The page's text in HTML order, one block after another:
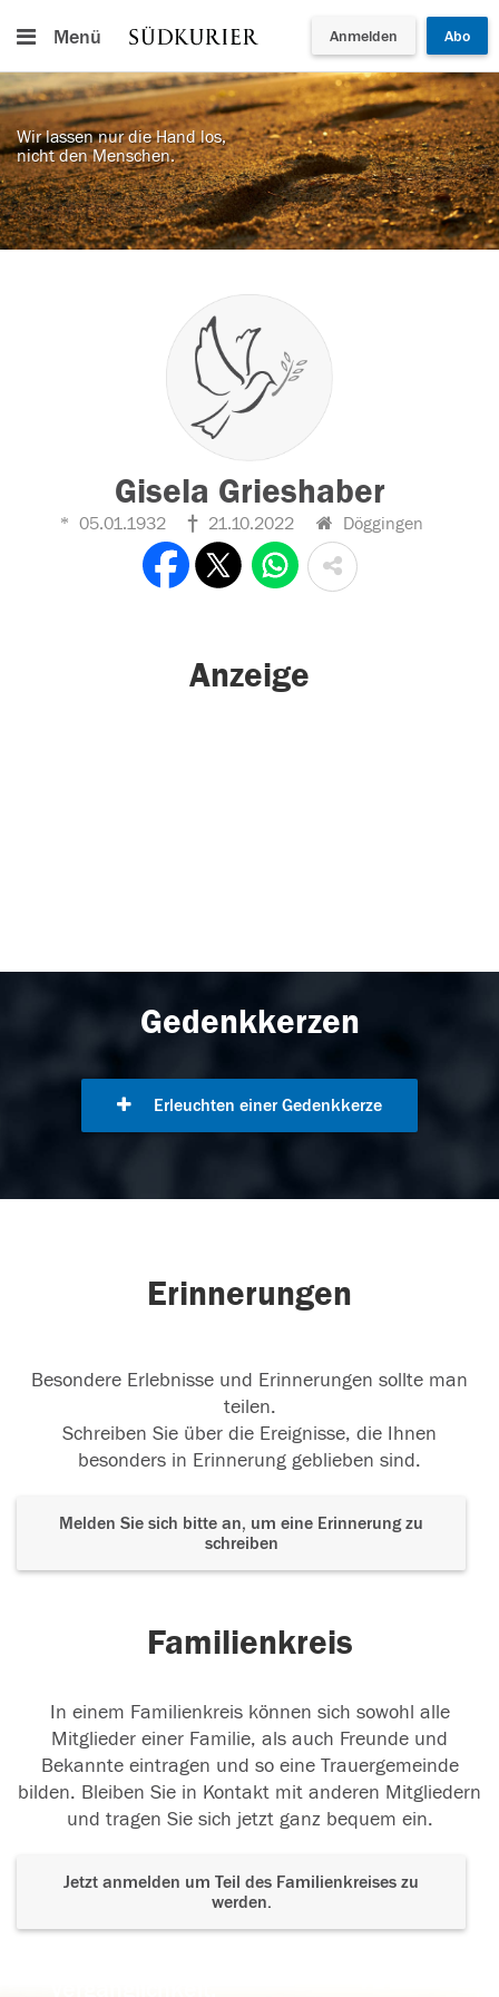
Menü Anmelden Abo
Wir lassen nur die Hand los,
nicht den Menschen.
Gisela Grieshaber
05.01.1932 21.10.2022 Döggingen
Anzeige
Gedenkkerzen
Erleuchten einer Gedenkkerze
Erinnerungen
Besondere Erlebnisse und Erinnerungen sollte man
teilen.
Schreiben Sie über die Ereignisse, die Ihnen
besonders in Erinnerung geblieben sind.
Melden Sie sich bitte an, um eine Erinnerung zu
schreiben
Familienkreis
In einem Familienkreis können sich sowohl alle
Mitglieder einer Familie, als auch Freunde und
Bekannte eintragen und so eine Trauergemeinde
bilden. Bleiben Sie in Kontakt mit anderen Mitgliedern
und tragen Sie sich jetzt ganz bequem ein.
Jetzt anmelden um Teil des Familienkreises zu
werden.